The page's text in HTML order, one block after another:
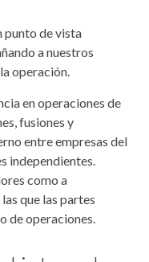
punto de vista
a nuestros
operación.
en operaciones de
fusiones y
entre empresas del
independientes.
como a
que las partes
de operaciones.